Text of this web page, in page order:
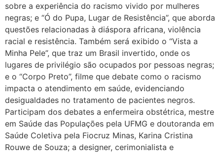
sobre a experiência do racismo vivido por mulheres
negras; e “Ó do Pupa, Lugar de Resistência”, que aborda
questões relacionadas à diáspora africana, violência
racial e resistência. Também será exibido o “Vista a
Minha Pele”, que traz um Brasil invertido, onde os
lugares de privilégio são ocupados por pessoas negras;
e o “Corpo Preto”, filme que debate como o racismo
impacta o atendimento em saúde, evidenciando
desigualdades no tratamento de pacientes negros.
Participam dos debates a enfermeira obstétrica, mestre
em Saúde das Populações pela UFMG e doutoranda em
Saúde Coletiva pela Fiocruz Minas, Karina Cristina
Rouwe de Souza; a designer, cerimonialista e